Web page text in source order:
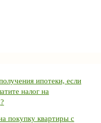
ипотеки, если
налог на
покупку квартиры с